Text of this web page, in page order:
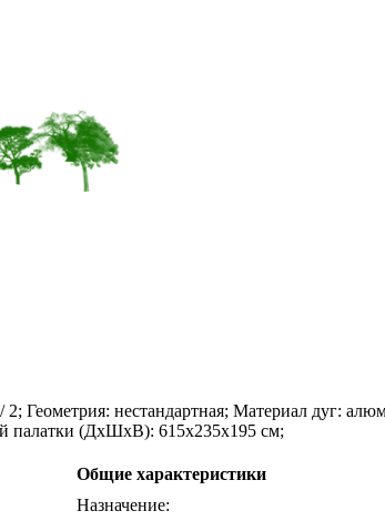
Геометрия: нестандартная; Материал дуг:
палатки (ДхШхВ): 615x235x195 см;
Общие характеристики
Назначение: